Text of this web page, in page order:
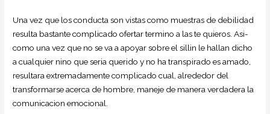
Una vez que los conducta son vistas como muestras de debilidad
resulta bastante complicado ofertar termino a las te quieros. Asi­
como una vez que no se va a apoyar sobre el silli­n le hallan dicho
a cualquier nino que seri­a querido y no ha transpirado es amado,
resultara extremadamente complicado cual, alrededor del
transformarse acerca de hombre, maneje de manera verdadera la
comunicacion emocional.